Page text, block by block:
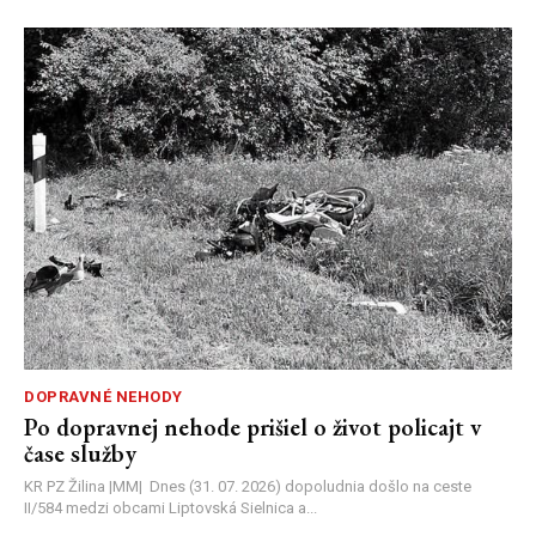
DOPRAVNÉ NEHODY
Po dopravnej nehode prišiel o život policajt v
čase služby
KR PZ Žilina |MM| Dnes (31. 07. 2026) dopoludnia došlo na ceste
II/584 medzi obcami Liptovská Sielnica a...